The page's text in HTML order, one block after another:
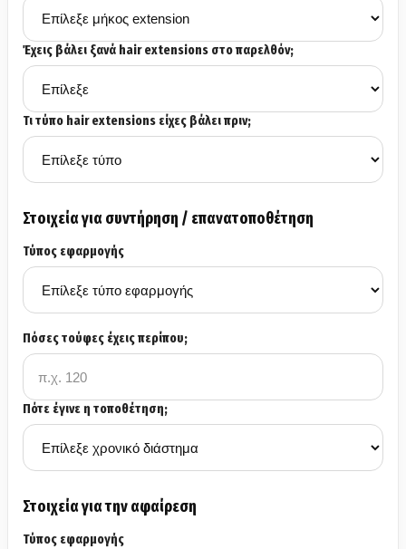
Έχεις βάλει ξανά hair extensions στο παρελθόν;
Τι τύπο hair extensions είχες βάλει πριν;
Στοιχεία για συντήρηση / επανατοποθέτηση
Τύπος εφαρμογής
Πόσες τούφες έχεις περίπου;
Πότε έγινε η τοποθέτηση;
Στοιχεία για την αφαίρεση
Τύπος εφαρμογής